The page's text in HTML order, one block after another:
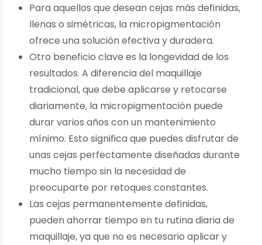
Para aquellos que desean cejas más definidas,
llenas o simétricas, la micropigmentación
ofrece una solución efectiva y duradera.
Otro beneficio clave es la longevidad de los
resultados. A diferencia del maquillaje
tradicional, que debe aplicarse y retocarse
diariamente, la micropigmentación puede
durar varios años con un mantenimiento
mínimo. Esto significa que puedes disfrutar de
unas cejas perfectamente diseñadas durante
mucho tiempo sin la necesidad de
preocuparte por retoques constantes.
Las cejas permanentemente definidas,
pueden ahorrar tiempo en tu rutina diaria de
maquillaje, ya que no es necesario aplicar y